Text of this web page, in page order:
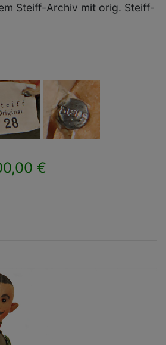
Steiff-Archiv mit orig. Steiff-
€